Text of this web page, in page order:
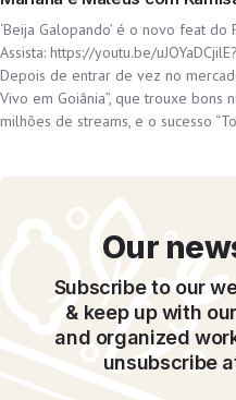
‘Beija Galopando’ é o novo feat do
Assista: https://youtu.be/
Depois de entrar de vez no
Vivo em Goiânia”, que trouxe bons
milhões de streams, e o sucesso
Our
Subscribe to our
& keep up with
and organized
unsubscribe